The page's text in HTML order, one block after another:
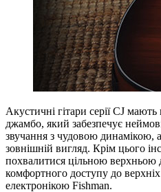
Акустичні гітари серії CJ
джамбо, який забезпечує
звучання з чудовою динамікою,
зовнішній вигляд. Крім цього
похвалитися цільною верхньою
комфортного доступу до
електронікою Fishman.